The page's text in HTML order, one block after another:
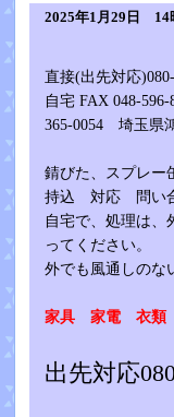
2025年1月29日 14
直接(出先対応
自宅 FAX 048-596-
365-0054 埼玉県
錆びた、スプレ
持込 対応 問い
自宅で、処理は、
ってください。
外でも風通しのな
家具 家電 衣類
出先対応